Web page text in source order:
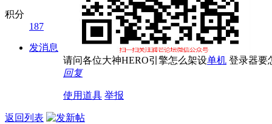
积分
187
发消息
请问各位大神HERO引擎怎么架设单机 登录器要
回复
使用道具 举报
返回列表